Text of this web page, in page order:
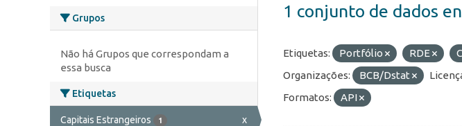
Grupos
Não há Grupos que correspondam a
essa busca
Etiquetas
Capitais Estrangeiros 1 x
1 conjunto de dados
Etiquetas: Portfólio RDE
Organizações:
BCB/Dstat
Formatos:
API